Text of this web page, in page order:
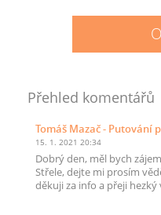
Přehled komentářů
Tomáš Mazač- Putování
15. 1. 2021 20:34
Dobrý den, měl bych
Střele, dejte mi prosím
děkuji za info a přeji hezký